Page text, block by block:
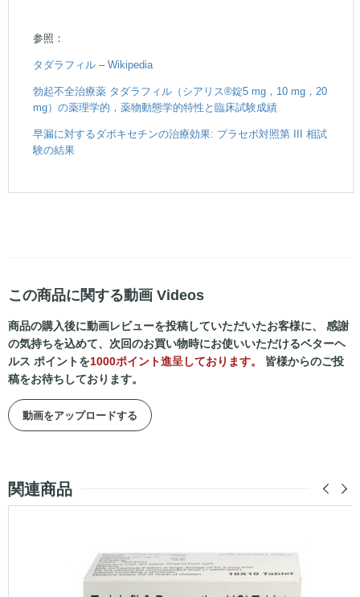
参照：
タダラフィル – Wikipedia
勃起不全治療薬 タダラフィル（シアリス®錠5 mg，10 mg，20
mg）の薬理学的，薬物動態学的特性と臨床試験成績
早漏に対するダポキセチンの治療効果: プラセボ対照第 III 相試
験の結果
この商品に関する動画 Videos
商品の購入後に動画レビューを投稿していただいたお客様に、 感謝
の気持ちを込めて、次回のお買い物時にお使いいただけるベターヘ
ルス ポイントを1000ポイント進呈しております。
皆様からのご投
稿をお待ちしております。
動画をアップロードする
関連商品